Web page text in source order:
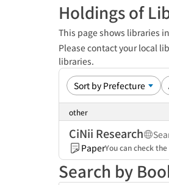
Holdings of
This page shows libraries
Please contact your local
libraries.
other
CiNii Research
PaperYou can check
Search by